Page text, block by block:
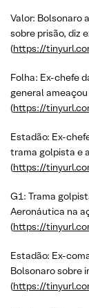
Valor: Bolsonaro
sobre prisão, diz
(https://
Folha: Ex-chefe
general
(https://
Estadão: Ex-
trama golpista e
(https://
G1: Trama
Aeronáutica na
(https://
Estadão: Ex-
Bolsonaro sobre
(https://